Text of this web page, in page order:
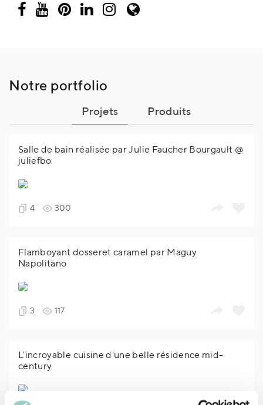
Notre portfolio
Projets Produits
Salle de bain réalisée par Julie Faucher Bourgault @
juliefbo
4 300
Flamboyant dosseret caramel par Maguy
Napolitano
3 117
L'incroyable cuisine d'une belle résidence mid-
century